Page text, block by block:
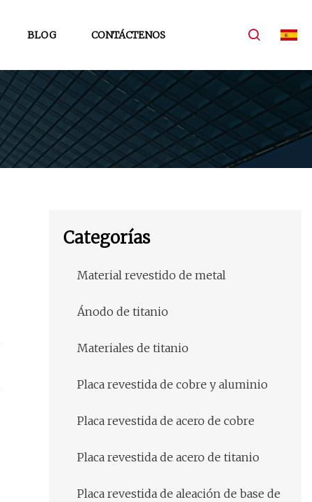
BLOG CONTÁCTENOS
Categorías
Material revestido de metal
Ánodo de titanio
Materiales de titanio
Placa revestida de cobre y aluminio
Placa revestida de acero de cobre
Placa revestida de acero de titanio
Placa revestida de aleación de base de